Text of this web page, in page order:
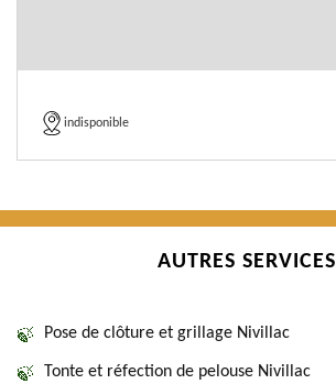
indisponible
AUTRES SERVICES
Pose de clôture et grillage Nivillac
Tonte et réfection de pelouse Nivillac